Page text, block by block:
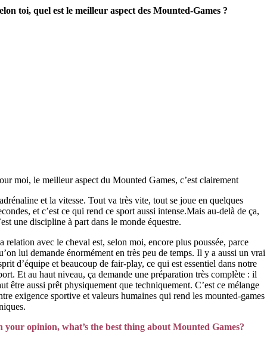
toi, quel est le meilleur aspect des Mounted-Games ?
moi, le meilleur aspect du Mounted Games, c’est clairement
et la vitesse. Tout va très vite, tout se joue en quelques
et c’est ce qui rend ce sport aussi intense.Mais au-delà de ça,
une discipline à part dans le monde équestre.
relation avec le cheval est, selon moi, encore plus poussée, parce
lui demande énormément en très peu de temps. Il y a aussi un vrai
d’équipe et beaucoup de fair-play, ce qui est essentiel dans notre
Et au haut niveau, ça demande une préparation très complète : il
être aussi prêt physiquement que techniquement. C’est ce mélange
exigence sportive et valeurs humaines qui rend les mounted-games
your opinion, what’s the best thing about Mounted Games?